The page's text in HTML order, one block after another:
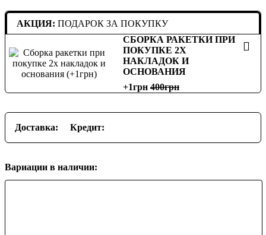
АКЦИЯ: ПОДАРОК ЗА ПОКУПКУ
СБОРКА РАКЕТКИ ПРИ
ПОКУПКЕ 2Х
НАКЛАДОК И
ОСНОВАНИЯ
+1грн 400
Доставка: Кредит:
Вариации в наличии: